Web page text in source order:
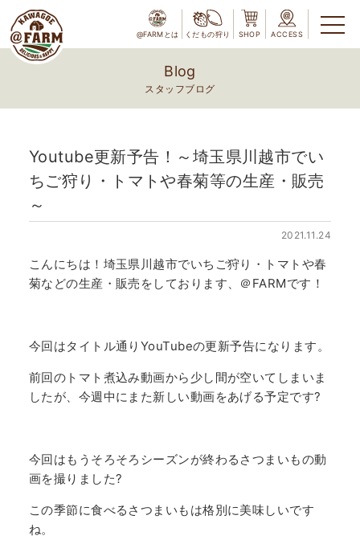
@FARMとは くだもの狩り SHOP ACCESS
Blog
スタッフブログ
Youtube更新予告！～埼玉県川越市でい
ちご狩り・トマトや春菊等の生産・販売
～
2021.11.24
こんにちは！埼玉県川越市でいちご狩り・トマトや春
菊などの生産・販売をしております、＠FARMです！
今回はタイトル通りYouTubeの更新予告になります。
前回のトマト煮込み動画から少し間が空いてしまいま
したが、今週中にまた新しい動画をあげる予定です?
今回はもうそろそろシーズンが終わるさつまいもの動
画を撮りました?
この季節に食べるさつまいもは格別に美味しいです
ね。